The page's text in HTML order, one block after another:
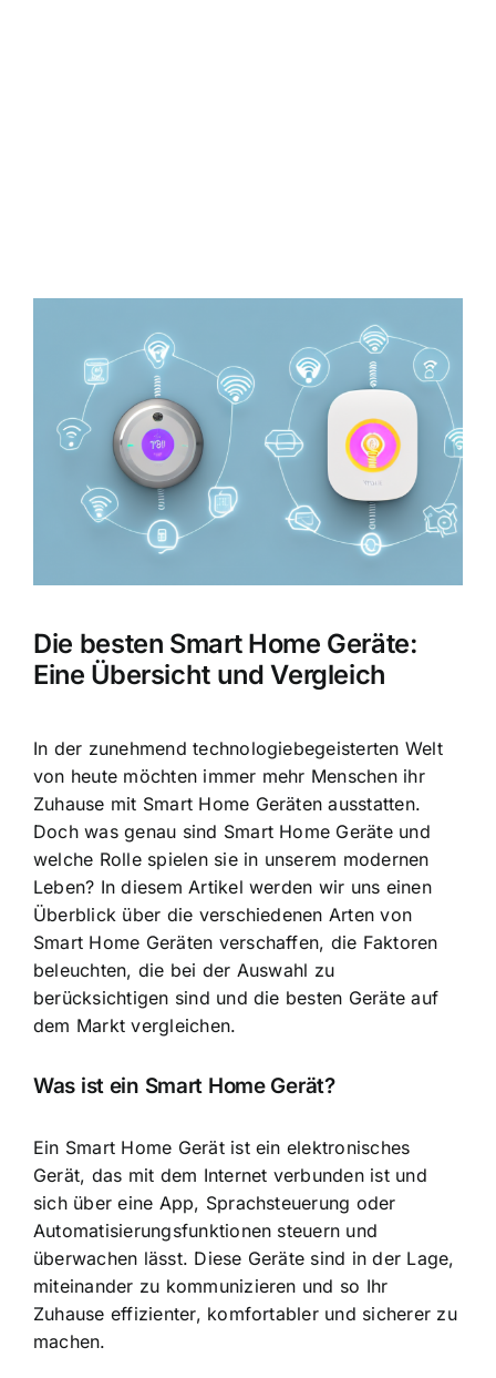
Die besten Smart Home Geräte:
Eine Übersicht und Vergleich
In der zunehmend technologiebegeisterten Welt
von heute möchten immer mehr Menschen ihr
Zuhause mit Smart Home Geräten ausstatten.
Doch was genau sind Smart Home Geräte und
welche Rolle spielen sie in unserem modernen
Leben? In diesem Artikel werden wir uns einen
Überblick über die verschiedenen Arten von
Smart Home Geräten verschaffen, die Faktoren
beleuchten, die bei der Auswahl zu
berücksichtigen sind und die besten Geräte auf
dem Markt vergleichen.
Was ist ein Smart Home Gerät?
Ein Smart Home Gerät ist ein elektronisches
Gerät, das mit dem Internet verbunden ist und
sich über eine App, Sprachsteuerung oder
Automatisierungsfunktionen steuern und
überwachen lässt. Diese Geräte sind in der Lage,
miteinander zu kommunizieren und so Ihr
Zuhause effizienter, komfortabler und sicherer zu
machen.